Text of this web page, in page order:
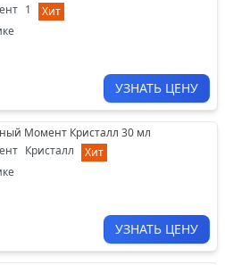
1
Хит
УЗНАТЬ ЦЕНУ
Момент Кристалл 30 мл
Кристалл
Хит
УЗНАТЬ ЦЕНУ